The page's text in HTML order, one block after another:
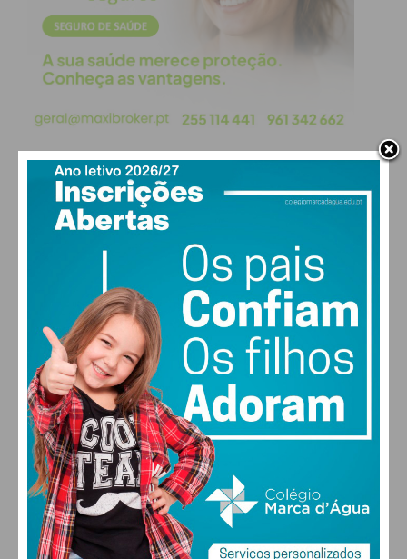
PAÇOS DE FERREIRA
°
clear sky
77% humidade
vento: 1m/s SO
MAX 18 • MIN 18
29°
SEX
30
SÁB
27°
DOM
29 °
ALTERAR